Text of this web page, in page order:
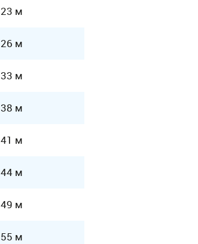
23 м
26 м
33 м
38 м
41 м
44 м
49 м
55 м